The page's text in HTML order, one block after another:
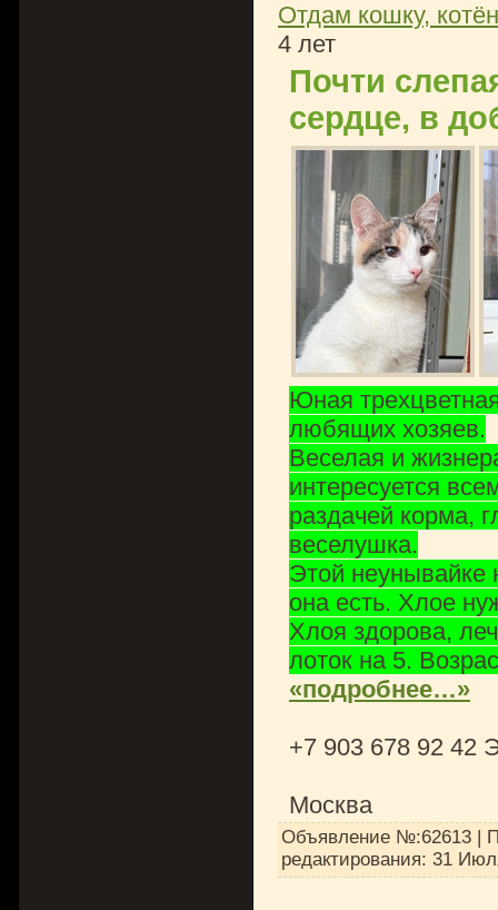
Отдам кошку,
4 лет
Почти
сердце, в
Юная
любящих хозяев.
Веселая и
интересуется
раздачей корма,
веселушка.
Этой неунывайке
она есть. Хлое
Хлоя здорова,
лоток на 5.
«подробнее…»
+7 903 678 92 42
Москва
Объявление №:62613 |
редактирования: 31